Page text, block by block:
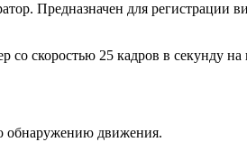
Предназначен для регистрации
со скоростью 25 кадров в секунду
обнаружению движения.